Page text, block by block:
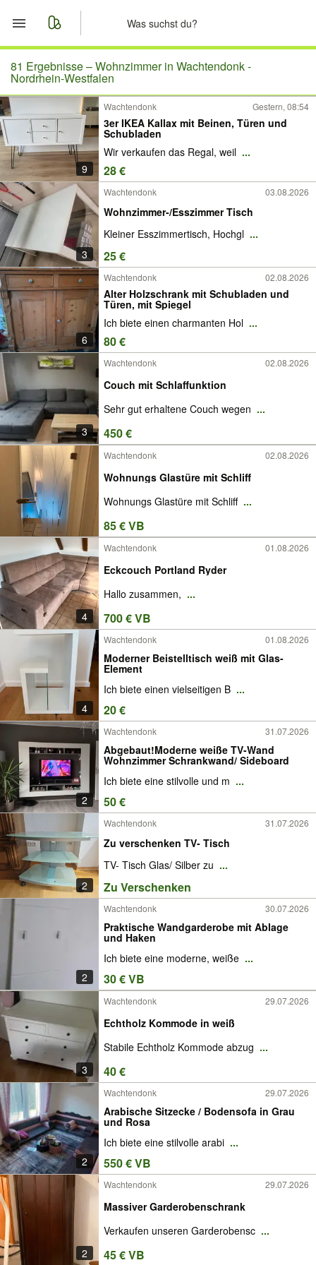
Start
Merkliste
Nachrichten
Anzeige aufgeben
81 Ergebnisse –Wohnzimmer in Wachtendonk -
Nordrhein-Westfalen
9
Wachtendonk Gestern, 08:54
3er IKEA Kallax mit Beinen, Türen und
Schubladen
Wir verkaufen das Regal, weil ...
28 €
3
Wachtendonk 03.08.2026
Wohnzimmer-/Esszimmer Tisch
Kleiner Esszimmertisch, Hochgl ...
25 €
6
Wachtendonk 02.08.2026
Alter Holzschrank mit Schubladen und
Türen, mit Spiegel
Ich biete einen charmanten Hol ...
80 €
3
Wachtendonk 02.08.2026
Couch mit Schlaffunktion
Sehr gut erhaltene Couch wegen ...
450 €
Wachtendonk 02.08.2026
Wohnungs Glastüre mit Schliff
Wohnungs Glastüre mit Schliff ...
85 € VB
4
Wachtendonk 01.08.2026
Eckcouch Portland Ryder
Hallo zusammen, ...
700 € VB
4
Wachtendonk 01.08.2026
Moderner Beistelltisch weiß mit Glas-
Element
Ich biete einen vielseitigen B ...
20 €
2
Wachtendonk 31.07.2026
Abgebaut!Moderne weiße TV-Wand
Wohnzimmer Schrankwand/ Sideboard
Ich biete eine stilvolle und m ...
50 €
2
Wachtendonk 31.07.2026
Zu verschenken TV- Tisch
TV- Tisch Glas/ Silber zu ...
Zu Verschenken
2
Wachtendonk 30.07.2026
Praktische Wandgarderobe mit Ablage
und Haken
Ich biete eine moderne, weiße ...
30 € VB
3
Wachtendonk 29.07.2026
Echtholz Kommode in weiß
Stabile Echtholz Kommode abzug ...
40 €
2
Wachtendonk 29.07.2026
Arabische Sitzecke / Bodensofa in Grau
und Rosa
Ich biete eine stilvolle arabi ...
550 € VB
2
Wachtendonk 29.07.2026
Massiver Garderobenschrank
Verkaufen unseren Garderobensc ...
45 € VB